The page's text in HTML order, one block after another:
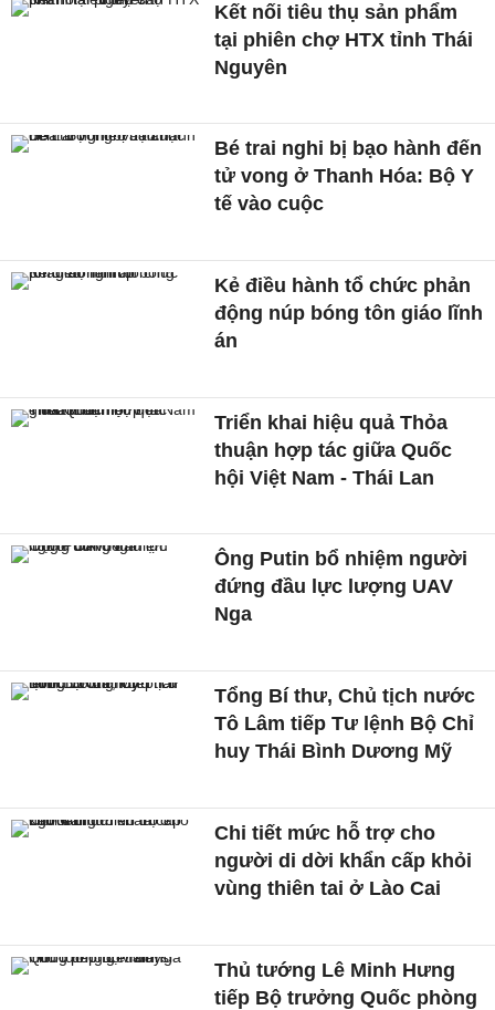
Kết nối tiêu thụ sản phẩm
tại phiên chợ HTX tỉnh Thái
Nguyên
Bé trai nghi bị bạo hành đến
tử vong ở Thanh Hóa: Bộ Y
tế vào cuộc
Kẻ điều hành tổ chức phản
động núp bóng tôn giáo lĩnh
án
Triển khai hiệu quả Thỏa
thuận hợp tác giữa Quốc
hội Việt Nam - Thái Lan
Ông Putin bổ nhiệm người
đứng đầu lực lượng UAV
Nga
Tổng Bí thư, Chủ tịch nước
Tô Lâm tiếp Tư lệnh Bộ Chỉ
huy Thái Bình Dương Mỹ
Chi tiết mức hỗ trợ cho
người di dời khẩn cấp khỏi
vùng thiên tai ở Lào Cai
Thủ tướng Lê Minh Hưng
tiếp Bộ trưởng Quốc phòng